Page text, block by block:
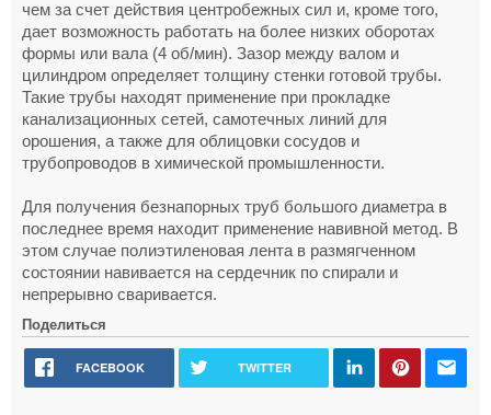
чем за счет действия центробежных сил и, кроме того,
дает возможность работать на более низких оборотах
формы или вала (4 об/мин). Зазор между валом и
цилиндром определяет толщину стенки готовой трубы.
Такие трубы находят применение при прокладке
канализационных сетей, самотечных линий для
орошения, а также для облицовки сосудов и
трубопроводов в химической промышленности.
Для получения безнапорных труб большого диаметра в
последнее время находит применение навивной метод. В
этом случае полиэтиленовая лента в размягченном
состоянии навивается на сердечник по спирали и
непрерывно сваривается.
Поделиться
FACEBOOK TWITTER